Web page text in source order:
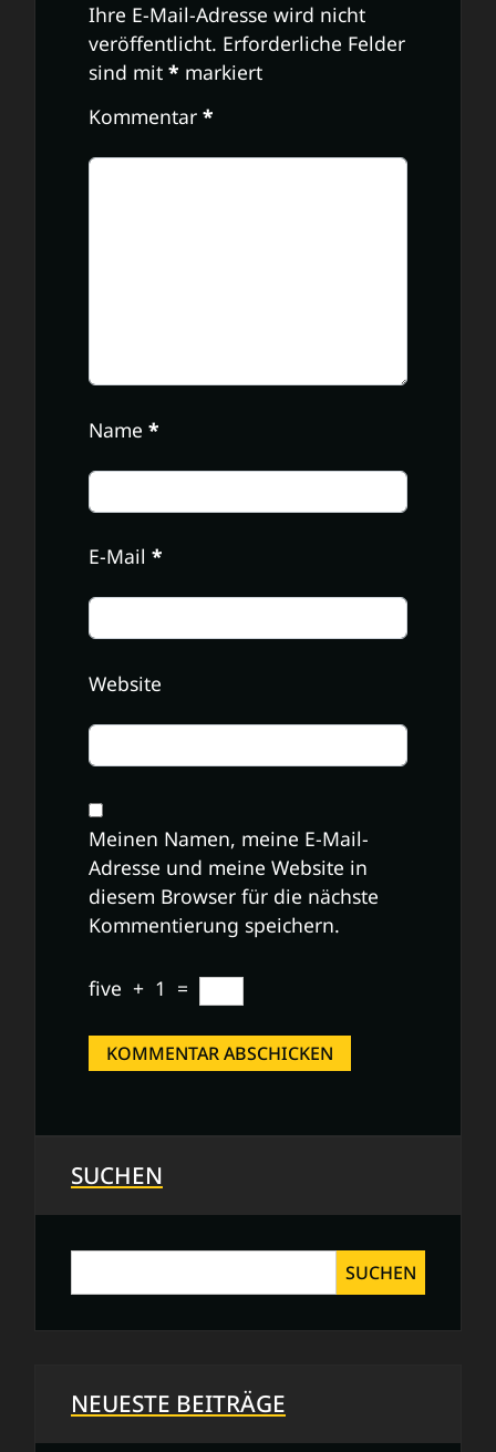
Ihre E-Mail-Adresse wird nicht
veröffentlicht. Erforderliche Felder
sind mit * markiert
Kommentar *
Name *
E-Mail *
Website
Meinen Namen, meine E-Mail-
Adresse und meine Website in
diesem Browser für die nächste
Kommentierung speichern.
five + 1 =
SUCHEN
SUCHEN
NEUESTE BEITRÄGE